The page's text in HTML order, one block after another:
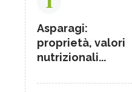
Asparagi:
proprietà, valori
nutrizionali...